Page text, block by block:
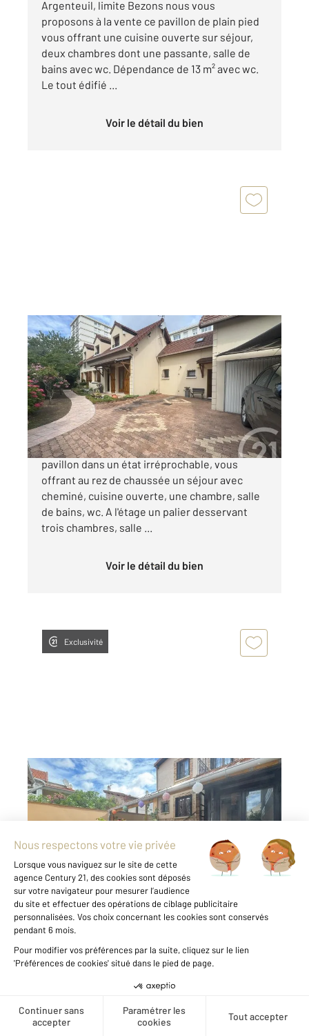
Créer une alerte
Argenteuil, limite Bezons nous vous
proposons à la vente ce pavillon de plain pied
vous offrant une cuisine ouverte sur séjour,
deux chambres dont une passante, salle de
bains avec wc. Dépendance de 13 m² avec wc.
Le tout édifié ...
Voir le détail du bien
ARGENTEUIL 95
171 m2, 6 pièces
Ref : 27760
Maison à vendre
388 500 €
Argenteuil, nous vous proposons à la vente ce
pavillon dans un état irréprochable, vous
offrant au rez de chaussée un séjour avec
cheminé, cuisine ouverte, une chambre, salle
de bains, wc. A l'étage un palier desservant
trois chambres, salle ...
Voir le détail du bien
Exclusivité
ARGENTEUIL 95
150 m2, 7 pièces
Ref : 27433
359 900 €
ARGENTEUIL, sur le secteur recherché des
Coteaux, nous vous proposons à la vente cet
ensemble de deux pavillons indépendants
édifiés sur 231 m² de terrain. Le premier
pavillon vous offre un sous sol, au rez de
chaussée une cuisine indépendante ...
Voir le détail du bien